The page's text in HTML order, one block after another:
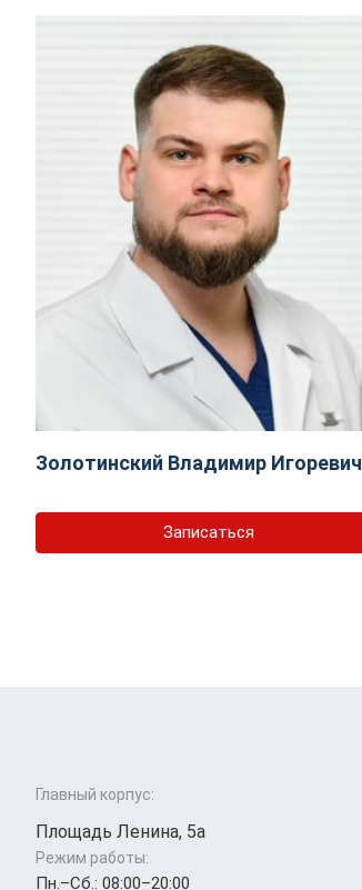
Золотинский Владимир Игоревич
Записаться
Главный корпус:
Площадь Ленина, 5а
Режим работы:
Пн.–Cб.: 08:00–20:00